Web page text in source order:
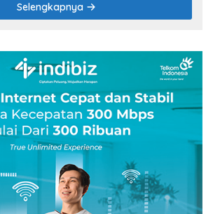
Selengkapnya